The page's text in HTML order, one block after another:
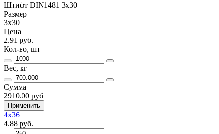
Штифт DIN1481 3х30
Размер
3х30
Цена
2.91 руб.
Кол-во, шт
Вес, кг
Сумма
2910.00 руб.
Применить
4х36
4.88 руб.